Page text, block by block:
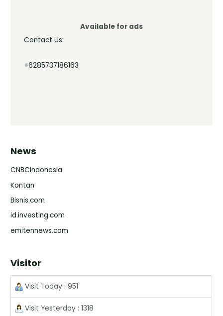
Available for ads
Contact Us:
+6285737186163
News
CNBCIndonesia
Kontan
Bisnis.com
id.investing.com
emitennews.com
Visitor
Visit Today : 951
Visit Yesterday : 1318